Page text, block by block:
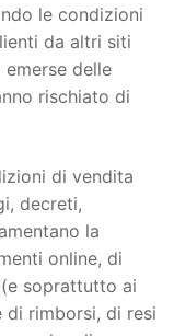
le condizioni
da altri siti
delle
rischiato di
di vendita
decreti,
la
online, di
soprattutto ai
rimborsi, di resi